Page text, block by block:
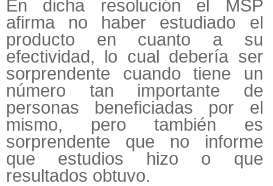
En dicha resolución el MSP
afirma no haber estudiado el
producto en cuanto a su
efectividad, lo cual debería ser
sorprendente cuando tiene un
número tan importante de
personas beneficiadas por el
mismo, pero también es
sorprendente que no informe
que estudios hizo o que
resultados obtuvo.